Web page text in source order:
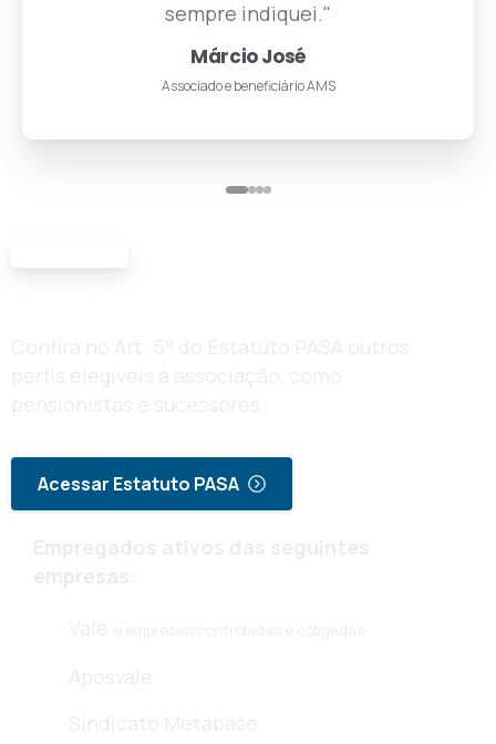
sempre indiquei."
Márcio José
Associado e beneficiário AMS
Acessar Estatuto PASA